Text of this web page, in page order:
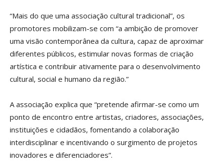
“Mais do que uma associação cultural tradicional”, os
promotores mobilizam-se com “a ambição de promover
uma visão contemporânea da cultura, capaz de aproximar
diferentes públicos, estimular novas formas de criação
artística e contribuir ativamente para o desenvolvimento
cultural, social e humano da região.”
A associação explica que “pretende afirmar-se como um
ponto de encontro entre artistas, criadores, associações,
instituições e cidadãos, fomentando a colaboração
interdisciplinar e incentivando o surgimento de projetos
inovadores e diferenciadores”.